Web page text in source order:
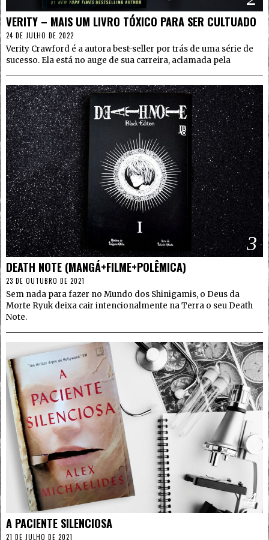
VERITY – MAIS UM LIVRO TÓXICO PARA SER CULTUADO
24 DE JULHO DE 2022
Verity Crawford é a autora best-seller por trás de uma série de
sucesso. Ela está no auge de sua carreira, aclamada pela
3
DEATH NOTE (MANGÁ+FILME+POLÊMICA)
23 DE OUTUBRO DE 2021
Sem nada para fazer no Mundo dos Shinigamis, o Deus da
Morte Ryuk deixa cair intencionalmente na Terra o seu Death
Note.
4
A PACIENTE SILENCIOSA
21 DE JULHO DE 2021